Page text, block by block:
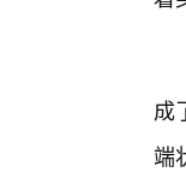
成
端